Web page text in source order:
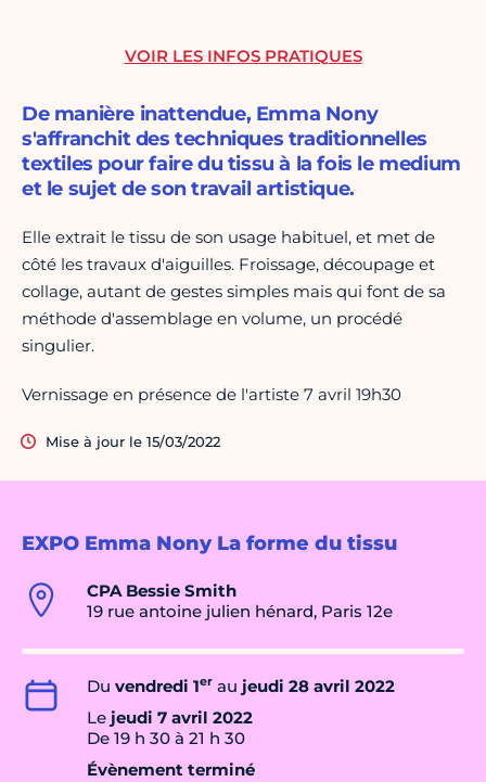
EXPO Emma Nony La forme du tissu
CPA Bessie Smith
19 rue antoine julien hénard, Paris 12e
Du vendredi 1er au jeudi 28 avril 2022
Le jeudi 7 avril 2022
De 19 h 30 à 21 h 30
Évènement terminé
De manière inattendue, Emma Nony
s'affranchit des techniques traditionnelles
textiles pour faire du tissu à la fois le medium
et le sujet de son travail artistique.
Elle extrait le tissu de son usage habituel, et met de
côté les travaux d'aiguilles. Froissage, découpage et
collage, autant de gestes simples mais qui font de sa
méthode d'assemblage en volume, un procédé
singulier.
Vernissage en présence de l'artiste 7 avril 19h30
Mise à jour le 15/03/2022
VOIR LES INFOS PRATIQUES